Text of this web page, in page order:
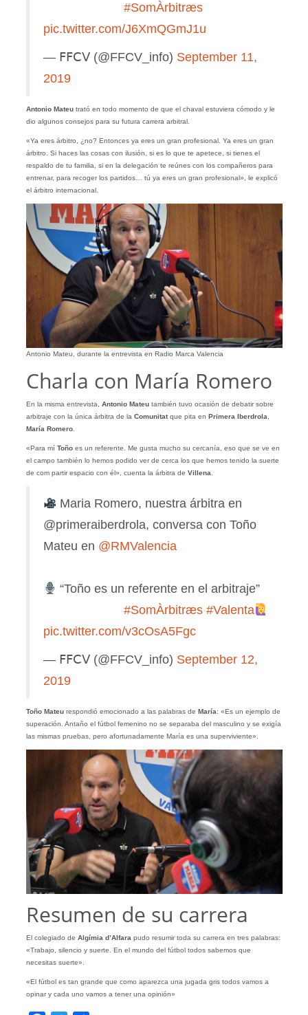
#SomÀrbitræs
pic.twitter.com/J6XmQGmJ1u
— 𝖥𝖥𝖢𝖵 (@FFCV_info) September 11,
2019
Antonio Mateu trató en todo momento de que el chaval estuviera cómodo y le
dio algunos consejos para su futura carrera arbitral.
«Ya eres árbitro, ¿no? Entonces ya eres un gran profesional. Ya eres un gran
árbitro. Si haces las cosas con ilusión, si es lo que te apetece, si tienes el
respaldo de tu familia, si en la delegación te reúnes con los compañeros para
entrenar, para recoger los partidos… tú ya eres un gran profesional», le explicó
el árbitro internacional.
Antonio Mateu, durante la entrevista en Radio Marca Valencia
Charla con María Romero
En la misma entrevista, Antonio Mateutambién tuvo ocasión de debatir sobre
arbitraje con la única árbitra de la Comunitatque pita en Primera Iberdrola
María Romero.
«Para mí Toñoes un referente. Me gusta mucho su cercanía, eso que se ve en
el campo también lo hemos podido ver de cerca los que hemos tenido la suerte
de com partir espacio con él», cuenta la árbitra de Villena
Maria Romero, nuestra árbitra en
@primeraiberdrola, conversa con Toño
Mateu en @RMValencia
“Toño es un referente en el arbitraje”
#SomÀrbitræs #Valenta
pic.twitter.com/v3cOsA5Fgc
— 𝖥𝖥𝖢𝖵 (@FFCV_info) September 12,
2019
Toño Mateurespondió emocionado a las palabras de María: «Es un ejemplo de
superación. Antaño el fútbol femenino no se separaba del masculino y se exigía
las mismas pruebas, pero afortunadamente María es una superviviente».
Resumen de su carrera
El colegiado de Algímia d’Alfara pudo resumir toda su carrera en tres palabras:
«Trabajo, silencio y suerte. En el mundo del fútbol todos sabemos que
necesitas suerte».
«El fútbol es tan grande que como aparezca una jugada gris todos vamos a
opinar y cada uno vamos a tener una opinión»